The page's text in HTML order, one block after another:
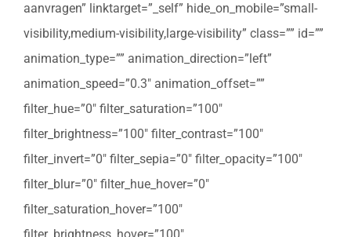
aanvragen” linktarget=”_self” hide_on_mobile=”small-
visibility,medium-visibility,large-visibility” class=”” id=””
animation_type=”” animation_direction=”left”
animation_speed=”0.3″ animation_offset=””
filter_hue=”0″ filter_saturation=”100″
filter_brightness=”100″ filter_contrast=”100″
filter_invert=”0″ filter_sepia=”0″ filter_opacity=”100″
filter_blur=”0″ filter_hue_hover=”0″
filter_saturation_hover=”100″